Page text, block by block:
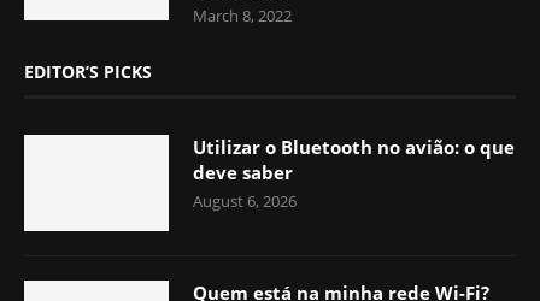
March 8, 2022
EDITOR’S PICKS
Utilizar o Bluetooth no avião: o que
deve saber
August 6, 2026
Quem está na minha rede Wi-Fi?